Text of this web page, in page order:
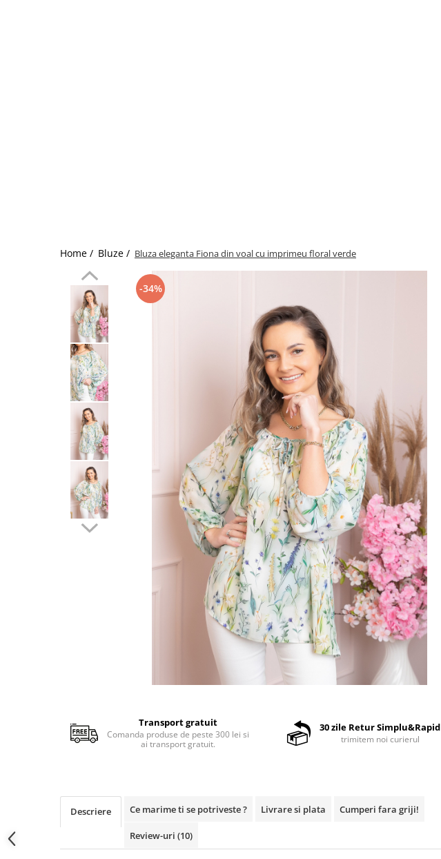
Home / Bluze / Bluza eleganta Fiona din voal cu imprimeu floral verde
-34%
Transport gratuit
Comanda produse de peste 300 lei si
ai transport gratuit.
30 zile Retur Simplu&Rapid
trimitem noi curierul
Descriere Ce marime ti se potriveste ? Livrare si plata Cumperi fara griji!
Review-uri (10)